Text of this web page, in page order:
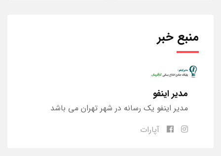
منبع خبر
مدیر اینفو
مدیر اینفو یک رسانه در شهر تهران می باشد
آپارات